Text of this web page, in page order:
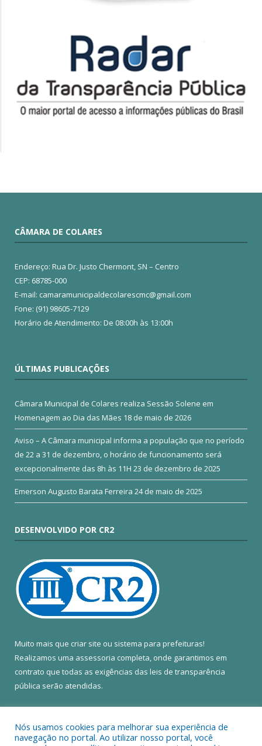
CÂMARA DE COLARES
Endereço: Rua Dr. Justo Chermont, SN – Centro
CEP: 68785-000
E-mail: camaramunicipaldecolarescmc@gmail.com
Fone: (91) 98605-7129
Horário de Atendimento: De 08:00h às 13:00h
ÚLTIMAS PUBLICAÇÕES
Câmara Municipal de Colares realiza Sessão Solene em
Homenagem ao Dia das Mães 18 de maio de 2026
Aviso – A Câmara municipal informa a população que no período
de 22 a 31 de dezembro, o horário de funcionamento será
excepcionalmente das 8h às 11H 23 de dezembro de 2025
Emerson Augusto Barata Ferreira 24 de maio de 2025
DESENVOLVIDO POR CR2
Muito mais que criar site ou sistema para prefeituras!
Realizamos uma assessoria completa, onde garantimos em
contrato que todas as exigências das leis de transparência
pública serão atendidas.
Nós usamos cookies para melhorar sua experiência de
navegação no portal. Ao utilizar nosso portal, você